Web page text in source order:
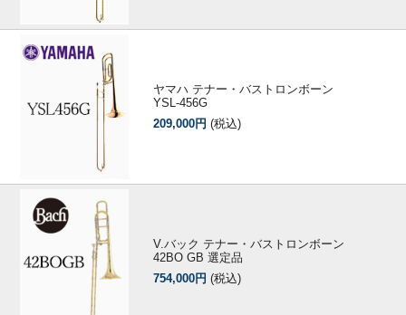
ヤマハ テナー・バストロンボーン
YSL-456G
209,000円 (税込)
V.バック テナー・バストロンボーン
42BO GB 選定品
754,000円 (税込)